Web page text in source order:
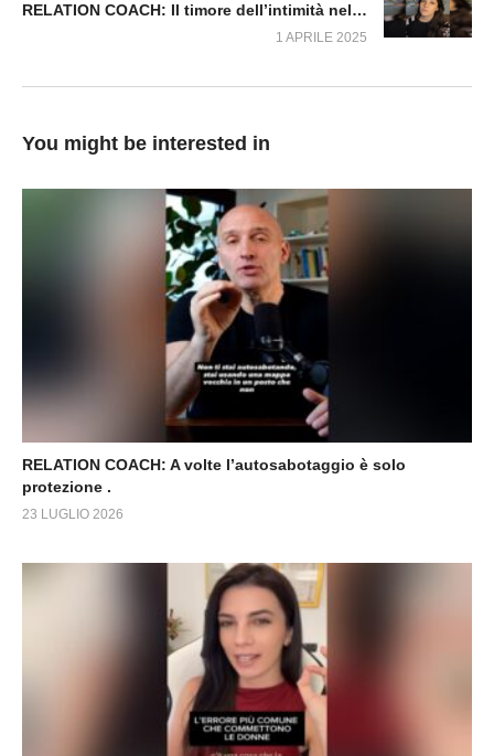
RELATION COACH: Il timore dell’intimità nelle relazioni
1 APRILE 2025
You might be interested in
RELATION COACH: A volte l’autosabotaggio è solo
protezione .
23 LUGLIO 2026